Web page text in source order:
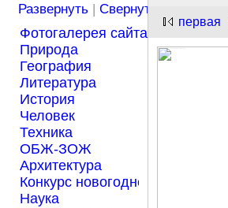
Развернуть |Свернуть
Фотогалерея сайта
Природа
География
Литература
История
Человек
Техника
ОБЖ-ЗОЖ
Архитектура
Конкурс новогодней
Наука
первая